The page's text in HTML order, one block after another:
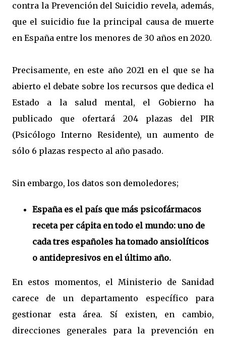
contra la Prevención del Suicidio revela, además,
que el suicidio fue la principal causa de muerte
en España entre los menores de 30 años en 2020.
Precisamente, en este año 2021 en el que se ha
abierto el debate sobre los recursos que dedica el
Estado a la salud mental, el Gobierno ha
publicado que ofertará 204 plazas del PIR
(Psicólogo Interno Residente), un aumento de
sólo 6 plazas respecto al año pasado.
Sin embargo, los datos son demoledores;
España es el país que más psicofármacos
receta per cápita en todo el mundo: uno de
cada tres españoles ha tomado ansiolíticos
o antidepresivos en el último año.
En estos momentos, el Ministerio de Sanidad
carece de un departamento específico para
gestionar esta área. Sí existen, en cambio,
direcciones generales para la prevención en